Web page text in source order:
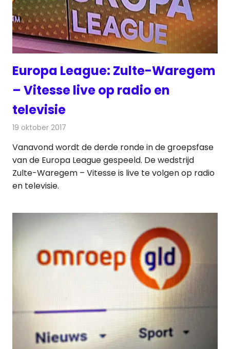
Europa League: Zulte-Waregem
– Vitesse live op radio en
televisie
19 oktober 2017
Vanavond wordt de derde ronde in de groepsfase
van de Europa League gespeeld. De wedstrijd
Zulte-Waregem – Vitesse is live te volgen op radio
en televisie.